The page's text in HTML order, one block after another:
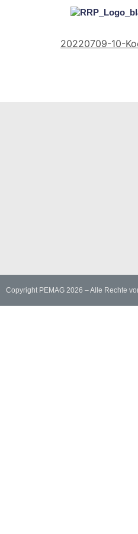
20220709-10-
Copyright PEMAG 2026 – Alle Rechte